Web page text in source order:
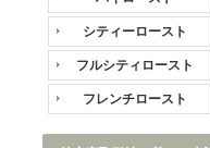
シティーロースト
フルシティロースト
フレンチロースト